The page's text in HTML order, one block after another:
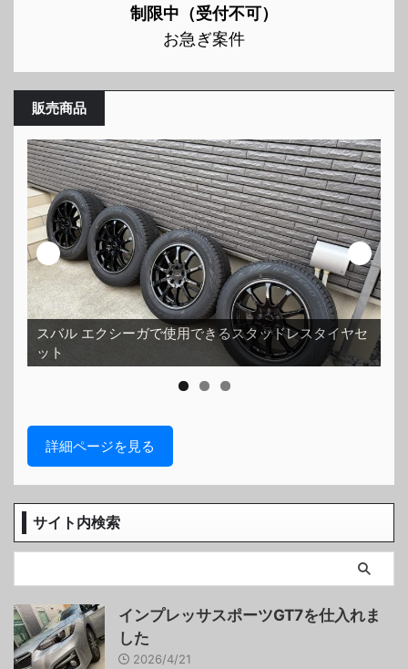
制限中（受付不可）
お急ぎ案件
販売商品
タッドレスタイヤセ
ホイールコーティング済みで傷一つない
詳細ページを見る
サイト内検索
インプレッサスポーツGT7を仕入れま
した
2026/4/21